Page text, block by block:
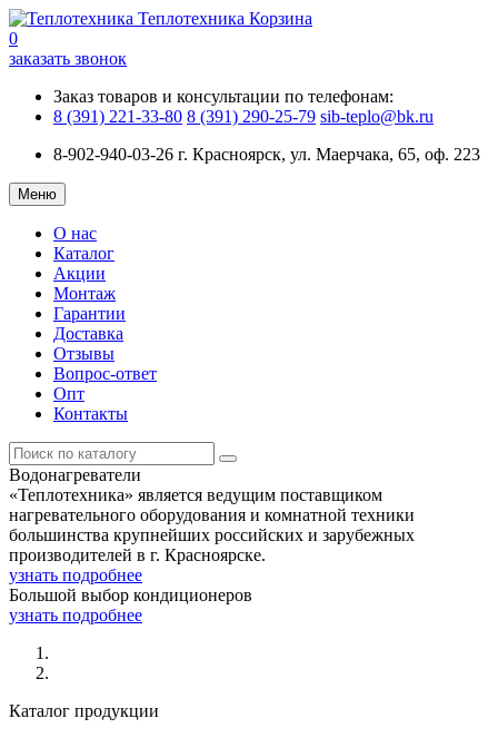
Теплотехника Корзина
0
заказать звонок
Заказ товаров и консультации по телефонам:
8 (391) 221-33-80 8 (391) 290-25-79 sib-teplo@bk.ru
8-902-940-03-26 г. Красноярск, ул. Маерчака, 65, оф. 223
Меню
О нас
Каталог
Акции
Монтаж
Гарантии
Доставка
Отзывы
Вопрос-ответ
Опт
Контакты
Водонагреватели
«Теплотехника» является ведущим поставщиком
нагревательного оборудования и комнатной техники
большинства крупнейших российских и зарубежных
производителей в г. Красноярске.
узнать подробнее
Большой выбор кондиционеров
узнать подробнее
Каталог продукции